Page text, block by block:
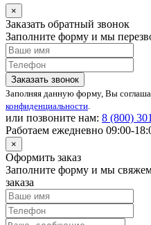
×
Заказать обратный звонок
Заполните форму и мы
Заказать звонок
Заполняя данную форму, Вы
конфиденциальности.
или позвоните нам: 8 (800)
Работаем ежедневно 09:00-
×
Оформить заказ
Заполните форму и мы
заказа